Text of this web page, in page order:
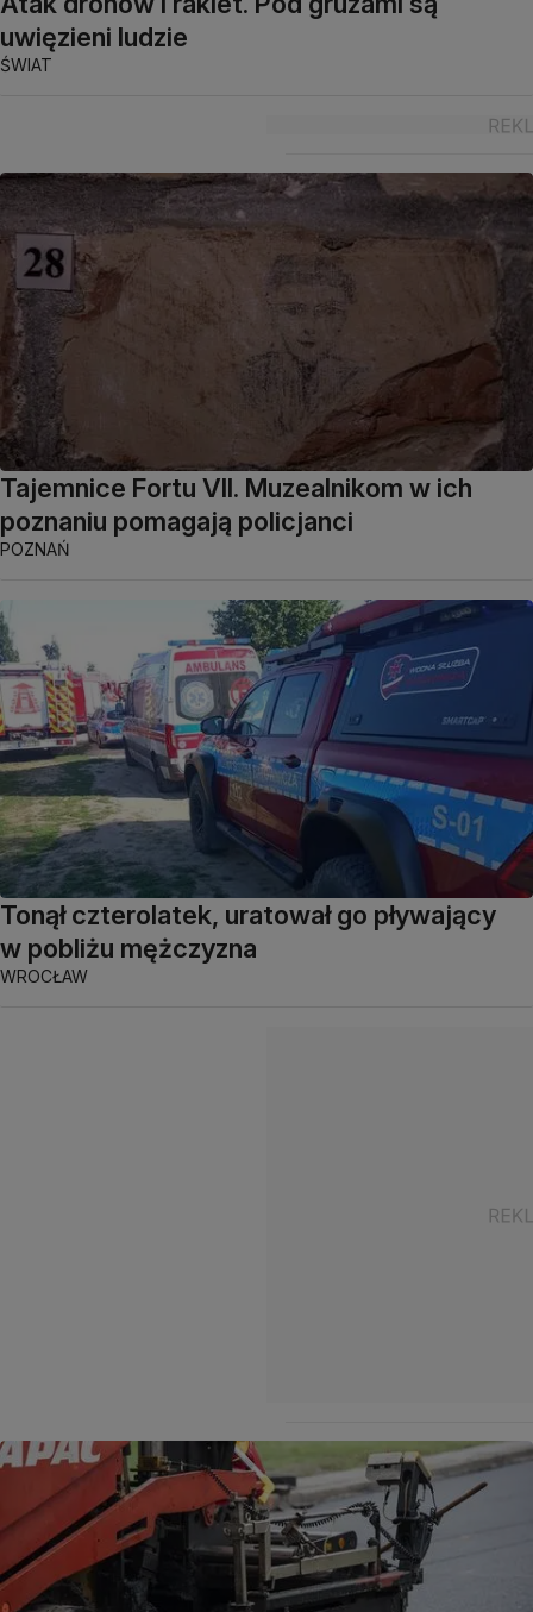
uwięzieni ludzie
ŚWIAT
Tajemnice Fortu VII. Muzealnikom w ich
poznaniu pomagają policjanci
POZNAŃ
Tonął czterolatek, uratował go pływający
w pobliżu mężczyzna
WROCŁAW